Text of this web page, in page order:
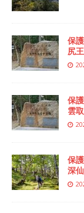
保
尻
保
雲
保
深